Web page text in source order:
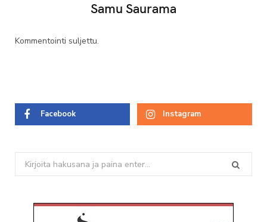
Samu Saurama
Kommentointi suljettu.
Facebook Instagram
Search
for: